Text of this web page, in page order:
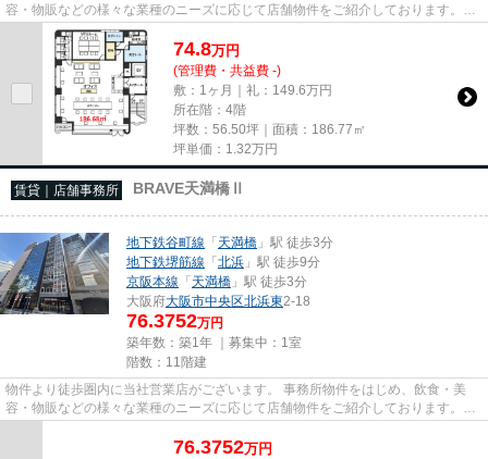
容・物販などの様々な業種のニーズに応じて店舗物件をご紹介しております。
尚、弊社ではおとり広告は一切...
74.8万円
(管理費・共益費 -)
敷：1ヶ月｜礼：149.6万円
所在階：4階
坪数：56.50坪｜面積：186.77㎡
坪単価： 1.32万円
賃貸｜店舗事務所 BRAVE天満橋Ⅱ
地下鉄谷町線 「天満橋 」駅 徒歩3分
地下鉄堺筋線 「北浜 」駅 徒歩9分
京阪本線 「天満橋 」駅 徒歩3分
大阪府大阪市中央区北浜東2-18
76.3752万円
築年数：築1年 ｜募集中： 1室
階数：11階建
物件より徒歩圏内に当社営業店がございます。 事務所物件をはじめ、飲食・美
容・物販などの様々な業種のニーズに応じて店舗物件をご紹介しております。
尚、弊社ではおとり広告は一切...
76.3752万円